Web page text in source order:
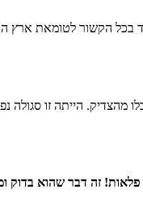
בכל הקשור לטומאת ארץ
הייתה זו סגולה
זה דבר שהוא בדוק